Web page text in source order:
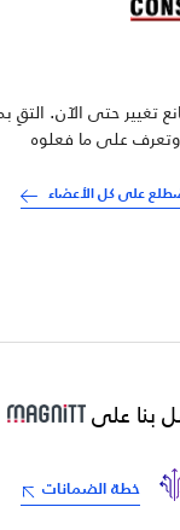
في تسريع 4 صانع تغيير حتى الآن.
وتعرف على ما فعلوه
على كل الأعضاء
بنا على
خطة الضمانات